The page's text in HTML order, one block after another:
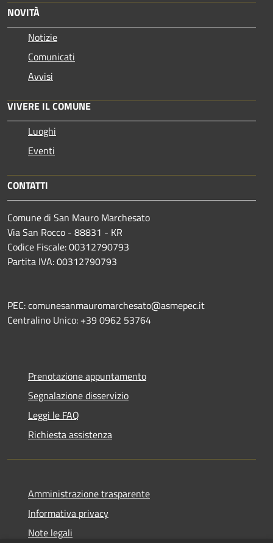
NOVITÀ
Notizie
Comunicati
Avvisi
VIVERE IL COMUNE
Luoghi
Eventi
CONTATTI
Comune di San Mauro Marchesato
Via San Rocco - 88831 - KR
Codice Fiscale: 00312790793
Partita IVA: 00312790793
PEC: comunesanmauromarchesato@asmepec.it
Centralino Unico: +39 0962 53764
Prenotazione appuntamento
Segnalazione disservizio
Leggi le FAQ
Richiesta assistenza
Amministrazione trasparente
Informativa privacy
Note legali